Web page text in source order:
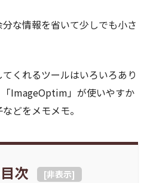
な情報を省いて少しでも小さ
くれるツールはいろいろあり
ImageOptim」が使いやすか
どをメモメモ。
次 [非表示]